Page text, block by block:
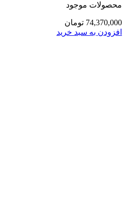
محصولات موجود
74,370,000 تومان
افزودن به سبد خرید